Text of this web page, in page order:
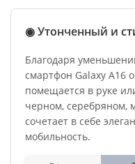
◉ Утонченный и
Благодаря
смартфон Galaxy A16
помещается в руке
черном, серебряном,
сочетает в себе
мобильность.